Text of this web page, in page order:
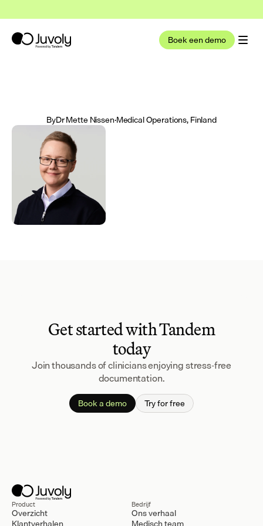
Boek een demo
ByDr Mette Nissen·Medical Operations, Finland
Get started with Tandem
today
Join thousands of clinicians enjoying stress-free
documentation.
Book a demo Try for free
Product
Overzicht
Bedrijf
Ons verhaal